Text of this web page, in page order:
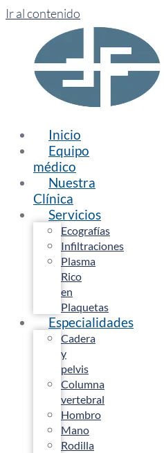
Ir al contenido
Inicio
Equipo
médico
Nuestra
Clínica
Servicios
Ecografías
Infiltraciones
Plasma
Rico
en
Plaquetas
Especialidades
Cadera
y
pelvis
Columna
vertebral
Hombro
Mano
Rodilla